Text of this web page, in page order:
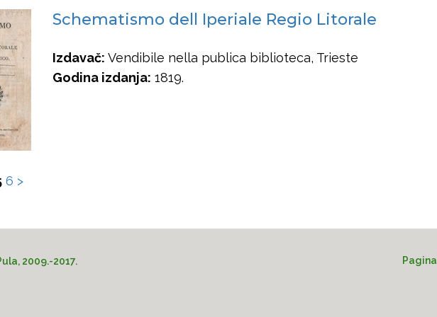
Schematismo dell Iperiale Regio Litorale
Izdavač: Vendibile nella publica biblioteca, Trieste
Godina izdanja: 1819.
6 >
2009.-2017.